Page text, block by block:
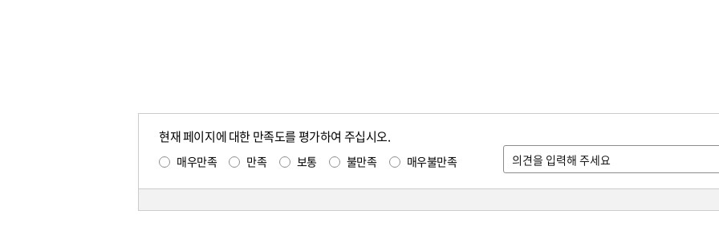
현재 페이지에 대한 만족도를 평가하여 주십시오.
매우만족 만족 보통 불만족 매우불만족